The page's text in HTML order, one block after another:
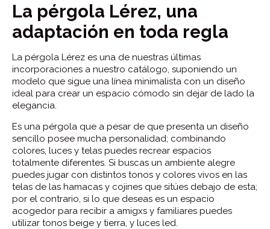
La pérgola Lérez, una
adaptación en toda regla
La pérgola Lérez es una de nuestras últimas
incorporaciones a nuestro catálogo, suponiendo un
modelo que sigue una línea minimalista con un diseño
ideal para crear un espacio cómodo sin dejar de lado la
elegancia.
Es una pérgola que a pesar de que presenta un diseño
sencillo posee mucha personalidad; combinando
colores, luces y telas puedes recrear espacios
totalmente diferentes. Si buscas un ambiente alegre
puedes jugar con distintos tonos y colores vivos en las
telas de las hamacas y cojines que sitúes debajo de esta;
por el contrario, si lo que deseas es un espacio
acogedor para recibir a amigxs y familiares puedes
utilizar tonos beige y tierra, y luces led.